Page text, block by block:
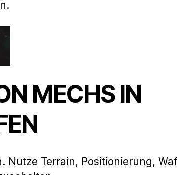
MECHS IN
Terrain, Positionierung,